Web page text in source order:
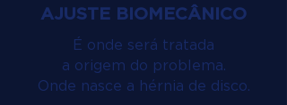
AJUSTE BIOMECÂNICO
É onde será tratada
a origem do problema.
Onde nasce a hérnia de disco.